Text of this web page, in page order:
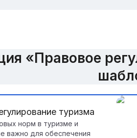
«Правовое
туризма
норм в туризме и
важно для обеспечения